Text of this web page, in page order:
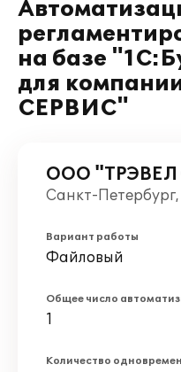
на базе
для
СЕРВИС"
ООО "ТРЭВЕЛ
Санкт-
Вариант работы
Файловый
Общее число
1
Количество